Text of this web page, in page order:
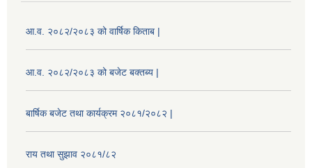
आ.व. २०८२/२०८३ को वार्षिक किताब |
आ.व. २०८२/२०८३ को बजेट बक्तब्य |
बार्षिक बजेट तथा कार्यक्रम २०८१/२०८२ |
राय तथा सुझाव २०८१/८२